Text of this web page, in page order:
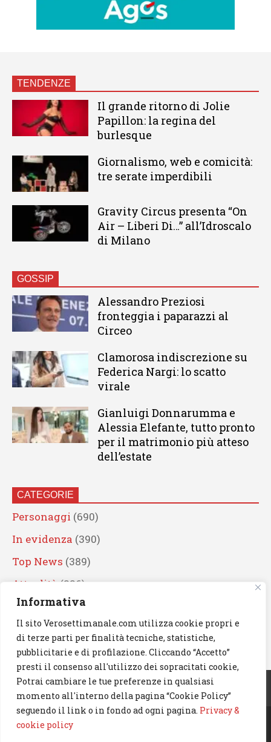
Informativa
Il sito Verosettimanale.com utilizza cookie propri e
di terze parti per finalità tecniche, statistiche,
pubblicitarie e di profilazione. Cliccando “Accetto”
presti il consenso all'utilizzo dei sopracitati cookie,
Potrai cambiare le tue preferenze in qualsiasi
momento all'interno della pagina “Cookie Policy”
seguendo il link o in fondo ad ogni pagina. Privacy &
cookie policy
TENDENZE
Il grande ritorno di Jolie
Papillon: la regina del
burlesque
Giornalismo, web e comicità:
tre serate imperdibili
Gravity Circus presenta “On
Air – Liberi Di…” all’Idroscalo
di Milano
GOSSIP
Alessandro Preziosi
fronteggia i paparazzi al
Circeo
Clamorosa indiscrezione su
Federica Nargi: lo scatto
virale
Gianluigi Donnarumma e
Alessia Elefante, tutto pronto
per il matrimonio più atteso
dell’estate
CATEGORIE
Personaggi (690)
In evidenza (390)
Top News (389)
Attualità (336)
Eventi(330)
Artisti (241)
News(239)
Cerca
© 2023 Verosettimanale.com. All rights reserved.